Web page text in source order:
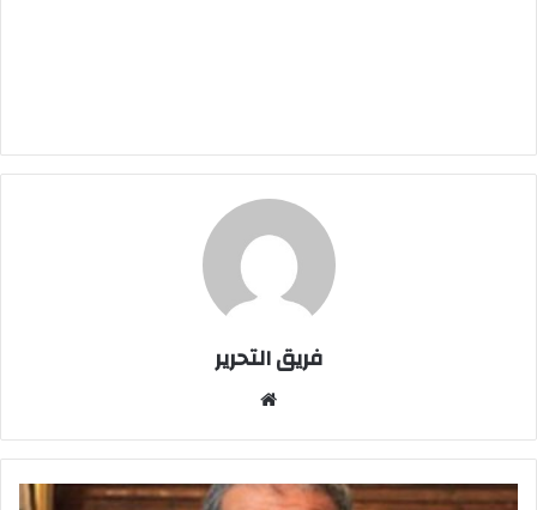
فريق التحرير
قرار